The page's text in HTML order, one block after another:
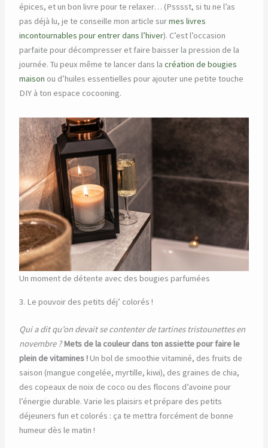
épices, et un bon livre pour te relaxer… (Psssst, si tu ne l’as
pas déjà lu, je te conseille mon article surmes livres
incontournables pour entrer dans l’hiver). C’est l’occasion
parfaite pour décompresser et faire baisser la pression de la
journée. Tu peux même te lancer dans la création de bougies
maison ou d’huiles essentielles pour ajouter une petite touche
DIY à ton espace cocooning.
Un moment de détente avec des bougies parfumées
3. Le pouvoir des petits déj’ colorés !
Qui a dit qu’on devait se contenter de tartines tristounettes en
novembre ? Mets de la couleur dans ton assiette pour faire le
plein de vitamines !Un bol de smoothie vitaminé, des fruits de
saison (mangue congelée, myrtille, kiwi), des graines de chia,
des copeaux de noix de coco ou des flocons d’avoine pour
l’énergie durable. Varie les plaisirs et prépare des petits
déjeuners fun et colorés : ça te mettra forcément de bonne
humeur dès le matin !